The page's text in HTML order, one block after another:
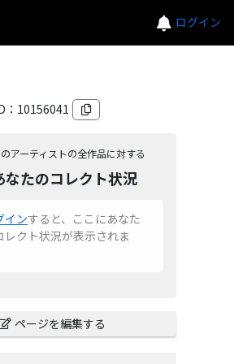
ログイン
10156041
アーティストの全作品に対する
なたのコレクト状況
インすると、ここにあなた
レクト状況が表示されま
ページを編集する